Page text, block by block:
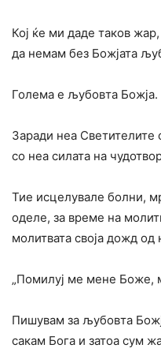
Кој ќе ми даде таков
да немам без Божјата
Голема е љубовта Божја.
Заради неа Светителите
со неа силата на
Тие исцелувале болни,
оделе, за време на
молитвата своја дожд од
„Помилуј ме мене Боже,
Пишувам за љубовта
сакам Бога и затоа сум